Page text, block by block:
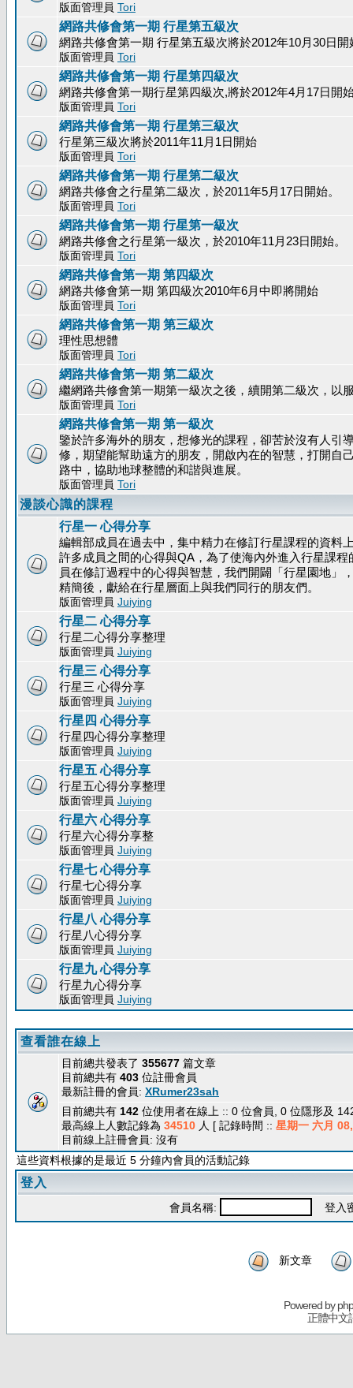
版面管理員 Tori
網路共修會第一期 行星第五級次
網路共修會第一期 行星第五級次將於2012年10月30日開
版面管理員 Tori
網路共修會第一期 行星第四級次
網路共修會第一期行星第四級次,將於2012年4月17日開
版面管理員 Tori
網路共修會第一期 行星第三級次
行星第三級次將於2011年11月1日開始
版面管理員 Tori
網路共修會第一期 行星第二級次
網路共修會之行星第二級次，於2011年5月17日開始。
版面管理員 Tori
網路共修會第一期 行星第一級次
網路共修會之行星第一級次，於2010年11月23日開始。
版面管理員 Tori
網路共修會第一期 第四級次
網路共修會第一期 第四級次2010年6月中即將開始
版面管理員 Tori
網路共修會第一期 第三級次
理性思想體
版面管理員 Tori
網路共修會第一期 第二級次
繼網路共修會第一期第一級次之後，續開第二級次，以
版面管理員 Tori
網路共修會第一期 第一級次
鑒於許多海外的朋友，想修光的課程，卻苦於沒有人引
修，期望能幫助遠方的朋友，開啟內在的智慧，打開自
路中，協助地球整體的和諧與進展。
版面管理員 Tori
漫談心識的課程
行星一 心得分享
編輯部成員在過去中，集中精力在修訂行星課程的資料
許多成員之間的心得與QA，為了使海內外進入行星課
員在修訂過程中的心得與智慧，我們開闢「行星園地」
精簡後，獻給在行星層面上與我們同行的朋友們。
版面管理員 Juiying
行星二 心得分享
行星二心得分享整理
版面管理員 Juiying
行星三 心得分享
行星三 心得分享
版面管理員 Juiying
行星四 心得分享
行星四心得分享整理
版面管理員 Juiying
行星五 心得分享
行星五心得分享整理
版面管理員 Juiying
行星六 心得分享
行星六心得分享整
版面管理員 Juiying
行星七 心得分享
行星七心得分享
版面管理員 Juiying
行星八 心得分享
行星八心得分享
版面管理員 Juiying
行星九 心得分享
行星九心得分享
版面管理員 Juiying
查看誰在線上
目前總共發表了 355677 篇文章
目前總共有 403 位註冊會員
最新註冊的會員: XRumer23sah
目前總共有 142 位使用者在線上 :: 0 位會員, 0 位隱形及
最高線上人數記錄為 34510 人 [ 記錄時間 :: 星期一 六月
目前線上註冊會員: 沒有
這些資料根據的是最近 5 分鐘內會員的活動記錄
登入
會員名稱: 登入
新文章
Powered by
正體中文